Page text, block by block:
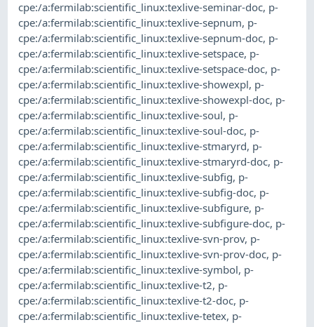
cpe:/a:fermilab:scientific_linux:texlive-seminar-doc, p-
cpe:/a:fermilab:scientific_linux:texlive-sepnum, p-
cpe:/a:fermilab:scientific_linux:texlive-sepnum-doc, p-
cpe:/a:fermilab:scientific_linux:texlive-setspace, p-
cpe:/a:fermilab:scientific_linux:texlive-setspace-doc, p-
cpe:/a:fermilab:scientific_linux:texlive-showexpl, p-
cpe:/a:fermilab:scientific_linux:texlive-showexpl-doc, p-
cpe:/a:fermilab:scientific_linux:texlive-soul, p-
cpe:/a:fermilab:scientific_linux:texlive-soul-doc, p-
cpe:/a:fermilab:scientific_linux:texlive-stmaryrd, p-
cpe:/a:fermilab:scientific_linux:texlive-stmaryrd-doc, p-
cpe:/a:fermilab:scientific_linux:texlive-subfig, p-
cpe:/a:fermilab:scientific_linux:texlive-subfig-doc, p-
cpe:/a:fermilab:scientific_linux:texlive-subfigure, p-
cpe:/a:fermilab:scientific_linux:texlive-subfigure-doc, p-
cpe:/a:fermilab:scientific_linux:texlive-svn-prov, p-
cpe:/a:fermilab:scientific_linux:texlive-svn-prov-doc, p-
cpe:/a:fermilab:scientific_linux:texlive-symbol, p-
cpe:/a:fermilab:scientific_linux:texlive-t2, p-
cpe:/a:fermilab:scientific_linux:texlive-t2-doc, p-
cpe:/a:fermilab:scientific_linux:texlive-tetex, p-